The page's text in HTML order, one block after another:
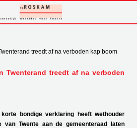
treedt af na verboden kap boom
Twenterand treedt af na verboden
bondige verklaring heeft wethouder
van Twente aan de gemeenteraad laten